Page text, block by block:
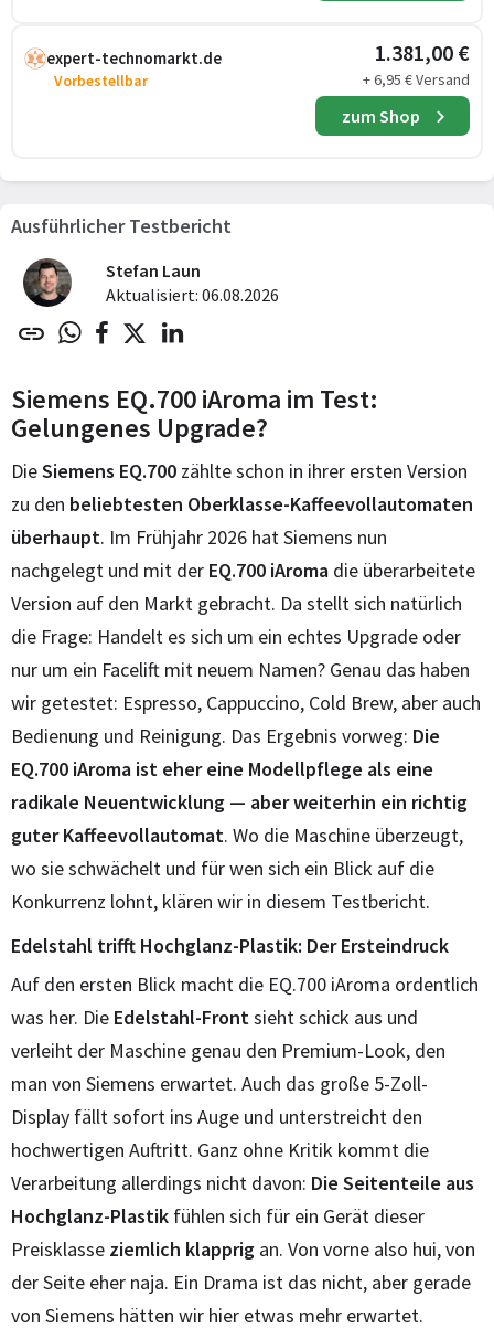
expert-technomarkt.de
Vorbestellbar
1.381,00 €
+ 6,95 € Versand
zum Shop
Ausführlicher Testbericht
Stefan Laun
Aktualisiert: 06.08.2026
Siemens EQ.700 iAroma im Test:
Gelungenes Upgrade?
DieSiemens EQ.700 zählte schon in ihrer ersten Version
zu den beliebtesten Oberklasse-Kaffeevollautomaten
überhaupt. Im Frühjahr 2026 hat Siemens nun
nachgelegt und mit der EQ.700 iAroma die überarbeitete
Version auf den Markt gebracht. Da stellt sich natürlich
die Frage: Handelt es sich um ein echtes Upgrade oder
nur um ein Facelift mit neuem Namen? Genau das haben
wir getestet: Espresso, Cappuccino, Cold Brew, aber auch
Bedienung und Reinigung. Das Ergebnis vorweg: Die
EQ.700 iAroma ist eher eine Modellpflege als eine
radikale Neuentwicklung — aber weiterhin ein richtig
guter Kaffeevollautomat. Wo die Maschine überzeugt,
wo sie schwächelt und für wen sich ein Blick auf die
Konkurrenz lohnt, klären wir in diesem Testbericht.
Edelstahl trifft Hochglanz-Plastik: Der Ersteindruck
Auf den ersten Blick macht die EQ.700 iAroma ordentlich
was her. Die Edelstahl-Front sieht schick aus und
verleiht der Maschine genau den Premium-Look, den
man von Siemens erwartet. Auch das große 5-Zoll-
Display fällt sofort ins Auge und unterstreicht den
hochwertigen Auftritt. Ganz ohne Kritik kommt die
Verarbeitung allerdings nicht davon: Die Seitenteile aus
Hochglanz-Plastik fühlen sich für ein Gerät dieser
Preisklasse ziemlich klapprig an. Von vorne also hui, von
der Seite eher naja. Ein Drama ist das nicht, aber gerade
von Siemens hätten wir hier etwas mehr erwartet.